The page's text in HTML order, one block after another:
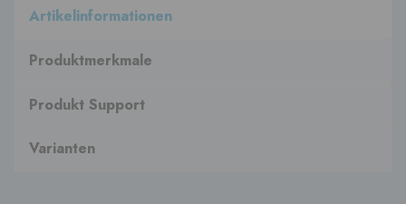
Artikelinformationen
Produktmerkmale
Produkt Support
Varianten